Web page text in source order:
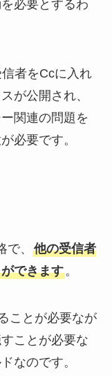
必要とするわ
者をCcに入れ
が公開され、
関連の問題を
必要です。
、 他の受信者
できます。
ことが必要なが
ことが必要な
なのです。